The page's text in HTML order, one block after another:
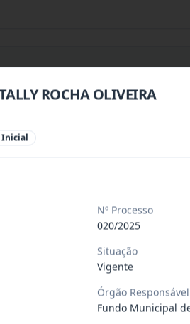
para a disponibilização
complementar junto
complementar junto...
e artista musical de...
ROCHA OLIVEIRA
Inicial
Nº Processo
020/2025
Situação
Vigente
Órgão Responsável
Fundo Municipal